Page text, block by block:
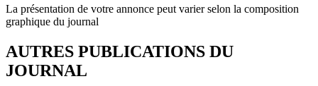
La présentation de votre annonce peut varier selon la composition
graphique du journal
AUTRES PUBLICATIONS DU
JOURNAL